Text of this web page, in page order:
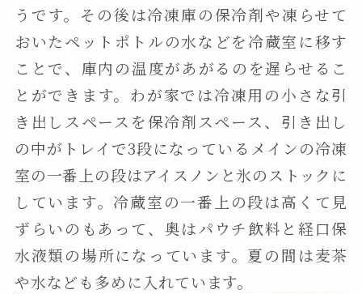
うです。その後は冷凍庫の保冷剤や凍らせて
おいたペットポトルの水などを冷蔵室に移す
ことで、庫内の温度があがるのを遅らせるこ
とができます。わが家では冷凍用の小さな引
き出しスペースを保冷剤スペース、引き出し
の中がトレイで3段になっているメインの冷凍
室の一番上の段はアイスノンと氷のストックに
しています。冷蔵室の一番上の段は高くて見
ずらいのもあって、奥はパウチ飲料と経口保
水液類の場所になっています。夏の間は麦茶
や水なども多めに入れています。